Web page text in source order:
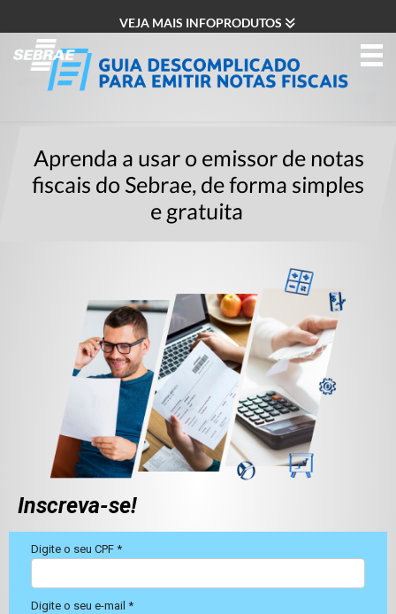
VEJA MAIS INFOPRODUTOS
Aprenda a usar o emissor de notas
fiscais do Sebrae, de forma simples
e gratuita
Inscreva-se!
Digite o seu CPF *
Digite o seu e-mail *